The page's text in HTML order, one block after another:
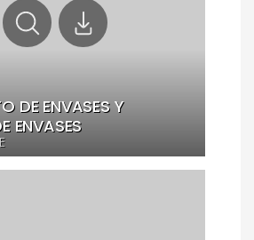
DE ENVASES Y
ENVASES